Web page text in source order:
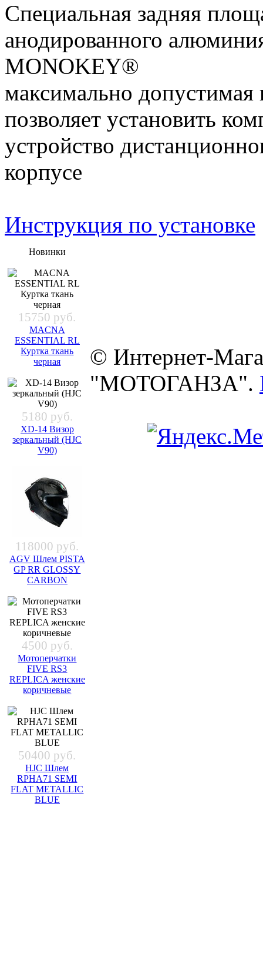
Специальная задняя
анодированного
MONOKEY®
максимально допустимая
позволяет установить
устройство
корпусе
Инструкция по установке
Новинки
15750 руб.
MACNA
ESSENTIAL RL
Куртка ткань
черная
5180 руб.
XD-14 Визор
зеркальный (HJC
V90)
118000 руб.
AGV Шлем PISTA
GP RR GLOSSY
CARBON
4500 руб.
Мотоперчатки
FIVE RS3
REPLICA женские
коричневые
50400 руб.
HJC Шлем
RPHA71 SEMI
FLAT METALLIC
BLUE
© Интернет-
"МОТОГАНЗА".